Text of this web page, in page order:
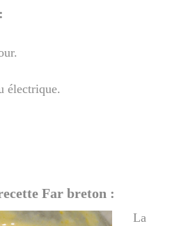
électrique.
Far breton :
La